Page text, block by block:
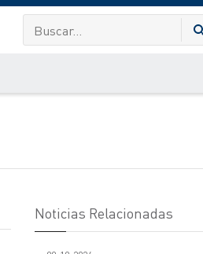
Noticias Relacionadas